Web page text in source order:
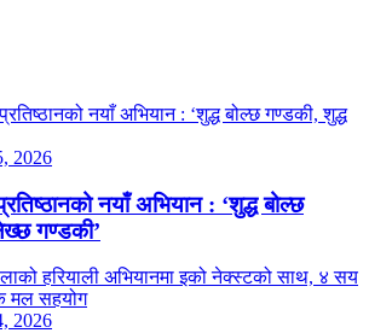
2026
नयाँ अभियान : ‘शुद्ध बोल्छ
गण्डकी’
2026